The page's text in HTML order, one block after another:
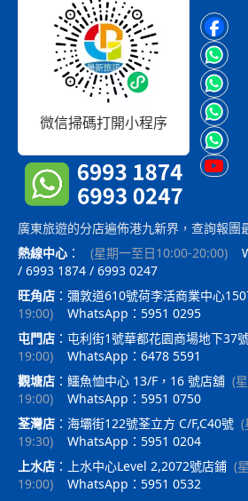
微信掃碼打開小程序
廣東旅遊的分店遍佈港九新界，查詢報團
熱線中心 ： (星期一至日10:00-20:00)
/ 6993 1874 / 6993 0247
旺角店 ： 彌敦道610號荷李活商業中心
19:00)
WhatsApp：5951 0295
屯門店 ： 屯利街1號華都花園商場地下37
19:00)
WhatsApp：6478 5591
觀塘店 ： 鱷魚恤中心 13/F，16 號店舖 (
19:00)
WhatsApp：5951 0750
荃灣店 ： 海壩街122號荃立方 C/F,C40號 (
19:30)
WhatsApp：5951 0204
上水店 ： 上水中心Level 2,2072號店鋪 (
19:00)
WhatsApp：5951 0532